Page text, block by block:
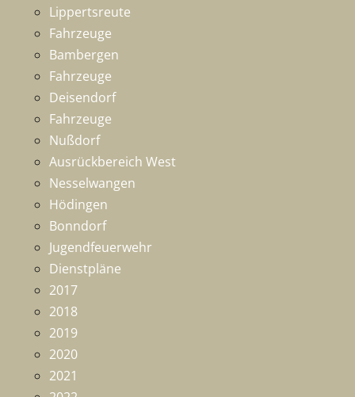
Lippertsreute
Fahrzeuge
Bambergen
Fahrzeuge
Deisendorf
Fahrzeuge
Nußdorf
Ausrückbereich West
Nesselwangen
Hödingen
Bonndorf
Jugendfeuerwehr
Dienstpläne
2017
2018
2019
2020
2021